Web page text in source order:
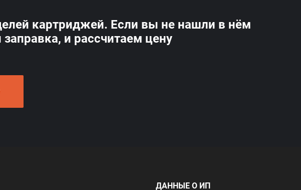
картриджей. Если вы не нашли в нём
и рассчитаем цену
ДАННЫЕ О ИП